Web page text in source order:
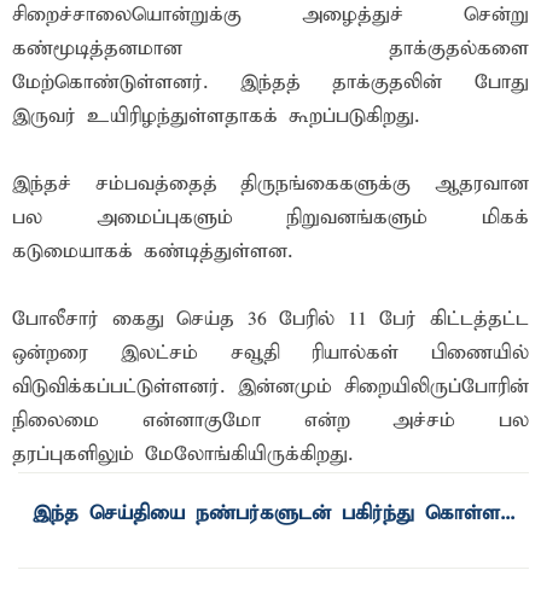
சிறைச்சாலையொன்றுக்கு அழைத்துச் சென்று
கண்மூடித்தனமான தாக்குதல்களை
மேற்கொண்டுள்ளனர். இந்தத் தாக்குதலின் போது
இருவர் உயிரிழந்துள்ளதாகக் கூறப்படுகிறது.
இந்தச் சம்பவத்தைத் திருநங்கைகளுக்கு ஆதரவான
பல அமைப்புகளும் நிறுவனங்களும் மிகக்
கடுமையாகக் கண்டித்துள்ளன.
போலீசார் கைது செய்த 36 பேரில் 11 பேர் கிட்டத்தட்ட
ஒன்றரை இலட்சம் சவூதி ரியால்கள் பிணையில்
விடுவிக்கப்பட்டுள்ளனர். இன்னமும் சிறையிலிருப்போரின்
நிலைமை என்னாகுமோ என்ற அச்சம் பல
தரப்புகளிலும் மேலோங்கியிருக்கிறது.